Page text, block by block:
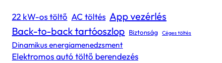
22 kW-os töltő AC töltés App vezérlés
Back-to-back tartóoszlop
Biztonság Céges töltés
Dinamikus energiamenedzsment
Elektromos autó töltő berendezés